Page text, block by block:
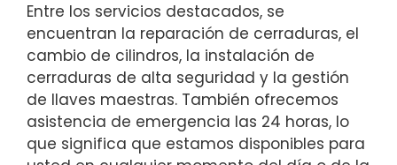
Entre los servicios destacados, se
encuentran la reparación de cerraduras, el
cambio de cilindros, la instalación de
cerraduras de alta seguridad y la gestión
de llaves maestras. También ofrecemos
asistencia de emergencia las 24 horas, lo
que significa que estamos disponibles para